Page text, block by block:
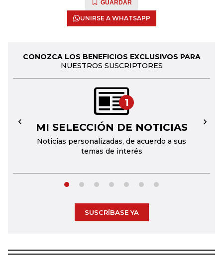
GUARDAR
UNIRSE A WHATSAPP
CONOZCA LOS BENEFICIOS EXCLUSIVOS PARA
NUESTROS SUSCRIPTORES
1
MI SELECCIÓN DE NOTICIAS
Noticias personalizadas, de acuerdo a sus
temas de interés
← →
SUSCRÍBASE YA